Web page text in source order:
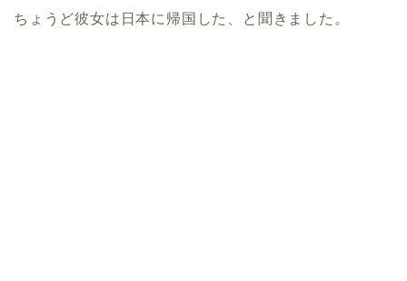
ちょうど彼女は日本に帰国した、と聞きました。